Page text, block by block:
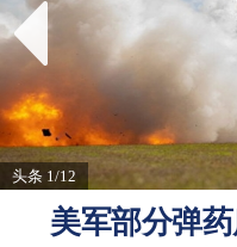
新
闻
网
头条 1/12
美军部分弹